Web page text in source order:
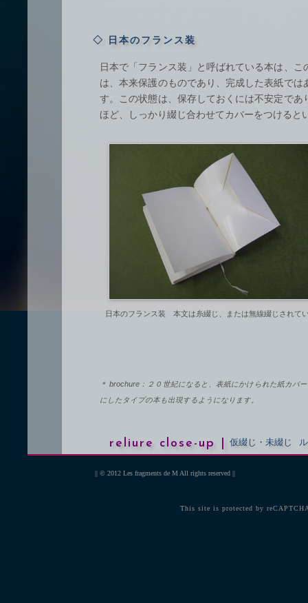
◇ 日本のフランス装
日本で「フランス装」と呼ばれている本は、
は、本来保護のものであり、完成した表紙で
す。この状態は、保存しておくには不安定で
ほど、しっかり綴じ合わせてカバーをつけると
日本のフランス装 本文は糸綴じ、または無線綴じされて
＊ brochure：２０世紀になると、表紙にかけられた紙カバ
にしたタイプの本も出現するようになります。
仮綴じ・未綴じ
reliure close-up |
|| © 2012 Les fragments de MAll rights reserved ||
This site is protected by